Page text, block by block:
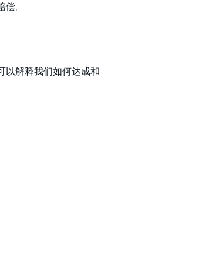
。
以解释我们如何达成和